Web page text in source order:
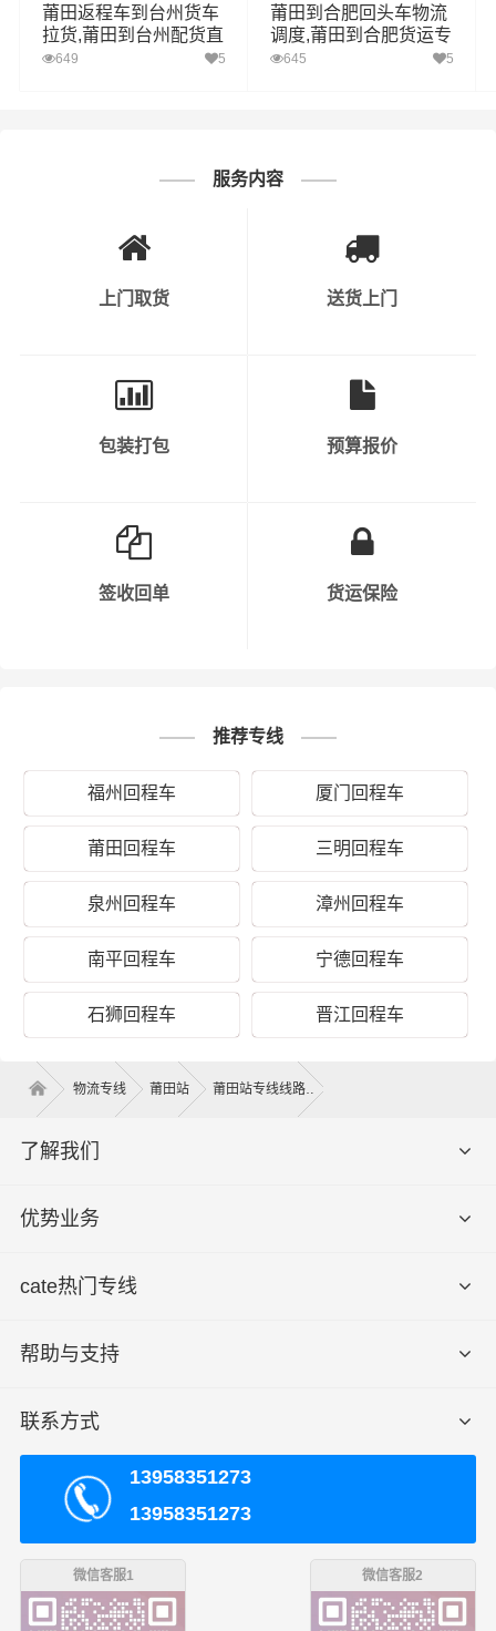
莆田返程车到台州货车
拉货,莆田到台州配货直
送649 5
莆田到合肥回头车物流
调度,莆田到合肥货运专
线645 5
服务内容
上门取货 送货上门
包装打包 预算报价
签收回单 货运保险
推荐专线
福州回程车 厦门回程车
莆田回程车 三明回程车
泉州回程车 漳州回程车
南平回程车 宁德回程车
石狮回程车 晋江回程车
物流专线 莆田站 莆田站专线线路
了解我们
优势业务
cate热门专线
帮助与支持
联系方式
13958351273
13958351273
微信客服1 微信客服2